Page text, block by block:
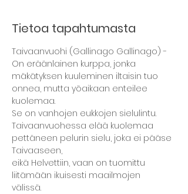
Tietoa tapahtumasta
Taivaanvuohi (Gallinago Gallinago) -
On eräänlainen kurppa, jonka
mäkätyksen kuuleminen iltaisin tuo
onnea, mutta yöaikaan enteilee
kuolemaa.
Se on vanhojen eukkojen sielulintu.
Taivaanvuohessa elää kuolemaa
pettäneen pelurin sielu, joka ei pääse
Taivaaseen,
eikä Helvettiin, vaan on tuomittu
liitämään ikuisesti maailmojen
välissä.